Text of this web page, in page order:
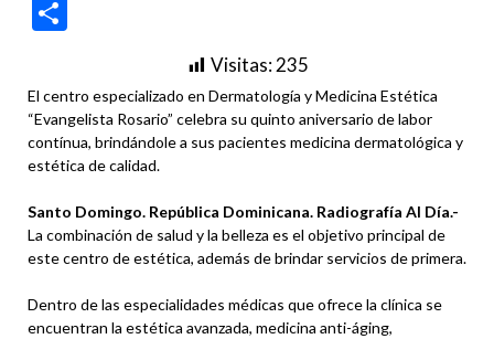
Visitas:235
El centro especializado en Dermatología y Medicina Estética
“Evangelista Rosario” celebra su quinto aniversario de labor
contínua, brindándole a sus pacientes medicina dermatológica y
estética de calidad.
Santo Domingo. República Dominicana. Radiografía Al Día.-
La combinación de salud y la belleza es el objetivo principal de
este centro de estética, además de brindar servicios de primera.
Dentro de las especialidades médicas que ofrece la clínica se
encuentran la estética avanzada, medicina anti-áging,